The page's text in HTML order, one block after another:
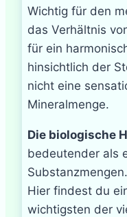
Wichtig für den
das Verhältnis
für ein
hinsichtlich der
nicht eine
Mineralmenge.
Die biologische
bedeutender als
Substanzmengen.
Hier findest du
wichtigsten der